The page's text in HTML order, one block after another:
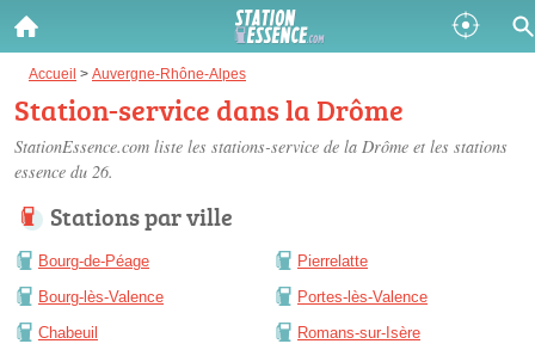
Accueil > Auvergne-Rhône-Alpes
Station-service dans la Drôme
StationEssence.com liste les stations-service de la Drôme et les stations
essence du 26.
Stations par ville
Bourg-de-Péage
Bourg-lès-Valence
Chabeuil
Pierrelatte
Portes-lès-Valence
Romans-sur-Isère
Gazole :
Disponible Épuisé
SP 98 :
Disponible
SP 95 :